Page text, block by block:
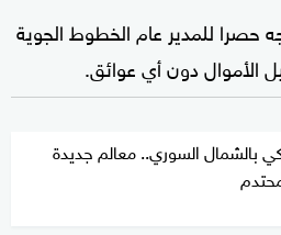
حصرا للمدير عام الخطوط الجوية
الأموال دون أي عوائق.
بالشمال السوري.. معالم جديدة